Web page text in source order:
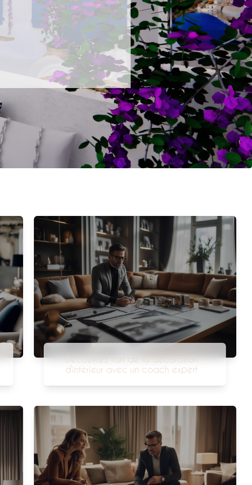
Découvrez l’art de la décoration
d’intérieur avec un coach expert